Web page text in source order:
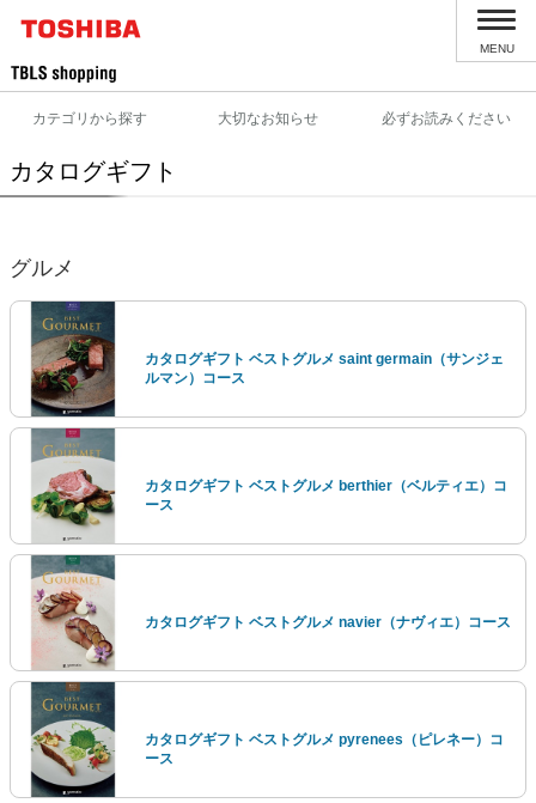
MENU
カテゴリから探す 大切なお知らせ 必ずお読みください
カタログギフト
グルメ
カタログギフト ベストグルメ saint germain（サンジェ
ルマン）コース
カタログギフト ベストグルメ berthier（ベルティエ）コ
ース
カタログギフト ベストグルメ navier（ナヴィエ）コース
カタログギフト ベストグルメ pyrenees（ピレネー）コ
ース